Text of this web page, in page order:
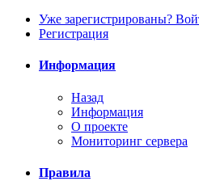
Уже зарегистрированы?
Регистрация
Информация
Назад
Информация
О проекте
Мониторинг сервера
Правила